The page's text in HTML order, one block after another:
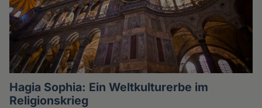
Hagia Sophia: Ein Weltkulturerbe im
Religionskrieg